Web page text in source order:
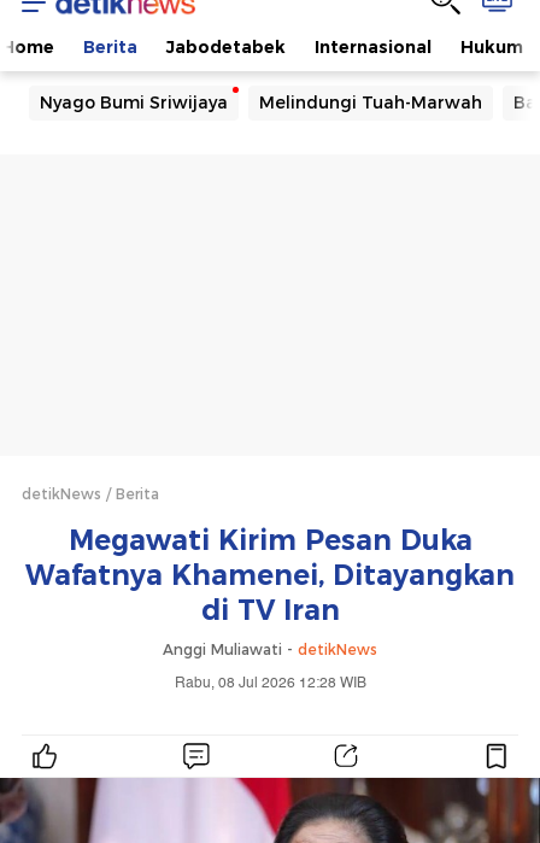
Home Berita Jabodetabek Internasional Hukum
Nyago Bumi Sriwijaya Melindungi Tuah-Marwah
detikNews Berita
Megawati Kirim Pesan Duka
Wafatnya Khamenei, Ditayangkan
di TV Iran
Anggi Muliawati - detikNews
Rabu, 08 Jul 2026 12:28 WIB